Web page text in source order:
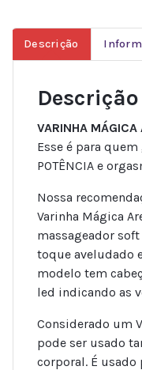
Descrição
Descrição
VARINHA MÁGICA
Esse é para quem
POTÊNCIA e
Nossa
Varinha Mágica
massageador
toque aveludado
modelo tem
led indicando as
Considerado um
pode ser usado
corporal. É